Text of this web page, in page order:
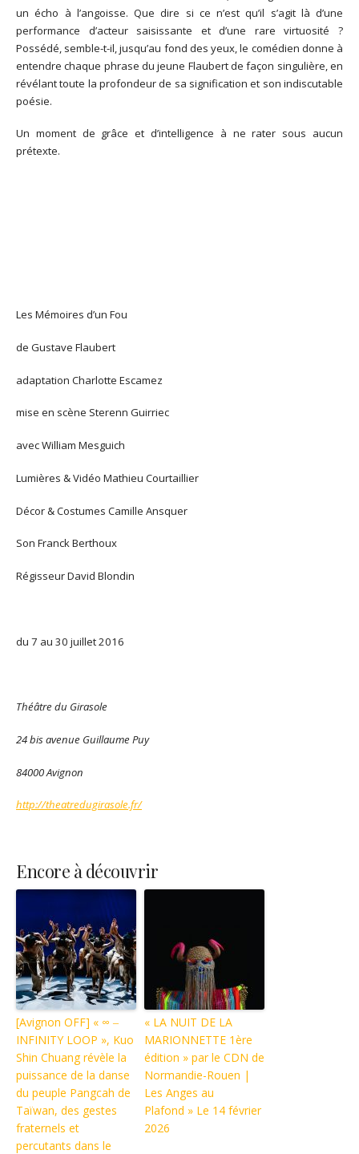
un écho à l’angoisse. Que dire si ce n’est qu’il s’agit là d’une
performance d’acteur saisissante et d’une rare virtuosité ?
Possédé, semble-t-il, jusqu’au fond des yeux, le comédien donne à
entendre chaque phrase du jeune Flaubert de façon singulière, en
révélant toute la profondeur de sa signification et son indiscutable
poésie.
Un moment de grâce et d’intelligence à ne rater sous aucun
prétexte.
Les Mémoires d’un Fou
de Gustave Flaubert
adaptation Charlotte Escamez
mise en scène Sterenn Guirriec
avec William Mesguich
Lumières & Vidéo Mathieu Courtaillier
Décor & Costumes Camille Ansquer
Son Franck Berthoux
RégisseurDavid Blondin
du 7 au 30 juillet 2016
Théâtre du Girasole
24 bis avenue Guillaume Puy
84000 Avignon
http://theatredugirasole.fr/
Encore à découvrir
[Avignon OFF] « ∞ ‒
INFINITY LOOP », Kuo
Shin Chuang révèle la
puissance de la danse
du peuple Pangcah de
Taïwan, des gestes
fraternels et
percutants dans le
« LA NUIT DE LA
MARIONNETTE 1ère
édition » par le CDN de
Normandie-Rouen |
Les Anges au
Plafond » Le 14 février
2026